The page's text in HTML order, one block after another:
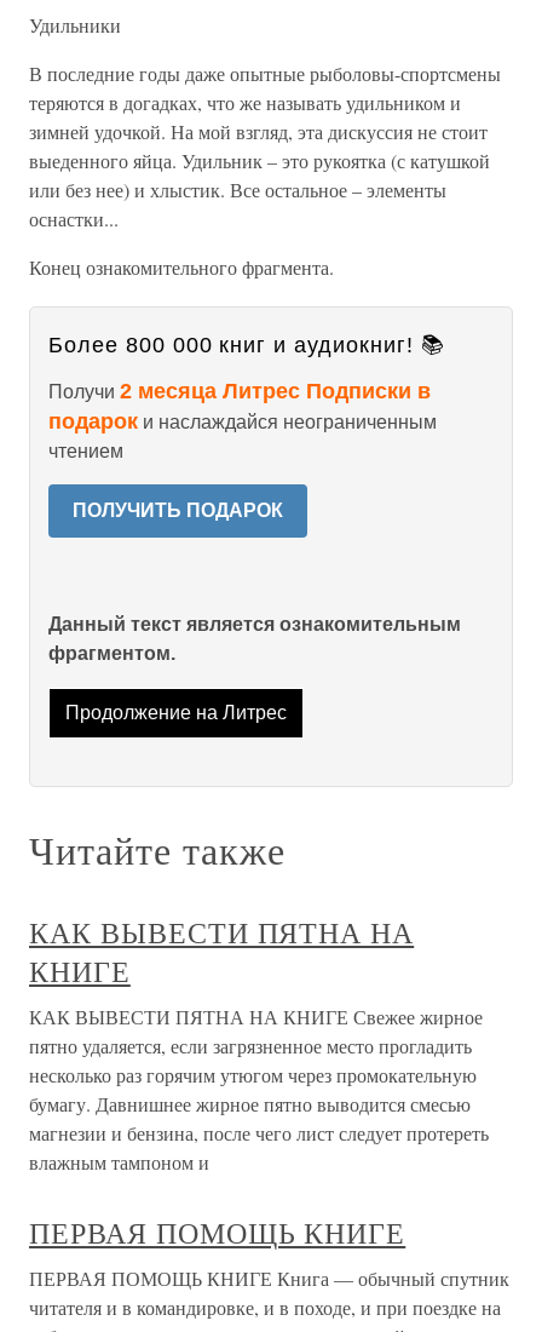
Удильники
В последние годы даже опытные рыболовы-спортсмены
теряются в догадках, что же называть удильником и
зимней удочкой. На мой взгляд, эта дискуссия не стоит
выеденного яйца. Удильник – это рукоятка (с катушкой
или без нее) и хлыстик. Все остальное – элементы
оснастки...
Конец ознакомительного фрагмента.
Более 800 000 книг и аудиокниг! 📚
Получи 2 месяца Литрес Подписки в
подарок и наслаждайся неограниченным
чтением
ПОЛУЧИТЬ ПОДАРОК
Данный текст является ознакомительным
фрагментом.
Продолжение на Литрес
Читайте также
КАК ВЫВЕСТИ ПЯТНА НА
КНИГЕ
КАК ВЫВЕСТИ ПЯТНА НА КНИГЕ Свежее жирное
пятно удаляется, если загрязненное место прогладить
несколько раз горячим утюгом через промокательную
бумагу. Давнишнее жирное пятно выводится смесью
магнезии и бензина, после чего лист следует протереть
влажным тампоном и
ПЕРВАЯ ПОМОЩЬ КНИГЕ
ПЕРВАЯ ПОМОЩЬ КНИГЕ Книга — обычный спутник
читателя и в командировке, и в походе, и при поездке на